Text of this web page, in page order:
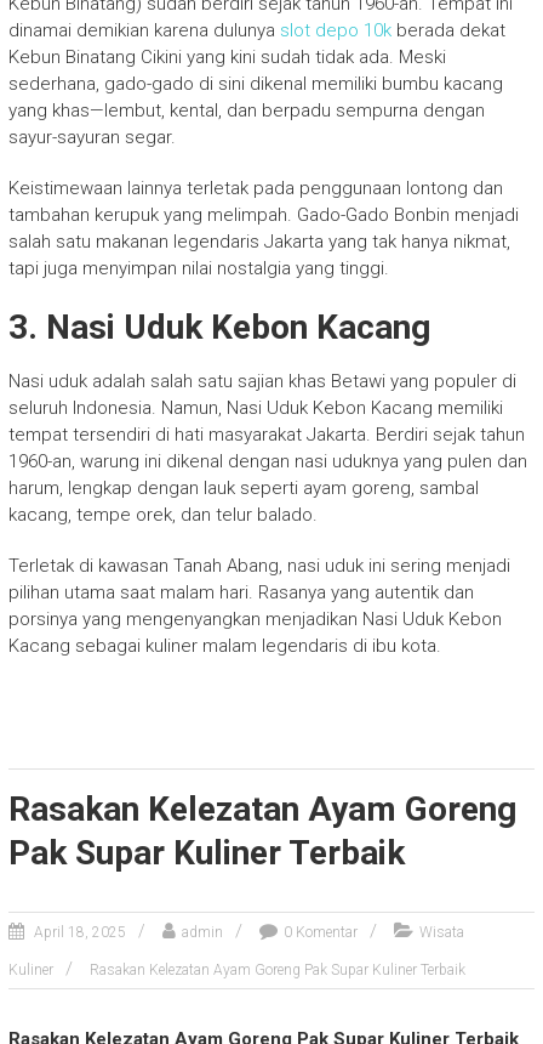
dinamai demikian karena dulunya slot depo 10kberada dekat
Kebun Binatang Cikini yang kini sudah tidak ada. Meski
sederhana, gado-gado di sini dikenal memiliki bumbu kacang
yang khas—lembut, kental, dan berpadu sempurna dengan
sayur-sayuran segar.
Keistimewaan lainnya terletak pada penggunaan lontong dan
tambahan kerupuk yang melimpah. Gado-Gado Bonbin menjadi
salah satu makanan legendaris Jakarta yang tak hanya nikmat,
tapi juga menyimpan nilai nostalgia yang tinggi.
3. Nasi Uduk Kebon Kacang
Nasi uduk adalah salah satu sajian khas Betawi yang populer di
seluruh Indonesia. Namun, Nasi Uduk Kebon Kacang memiliki
tempat tersendiri di hati masyarakat Jakarta. Berdiri sejak tahun
1960-an, warung ini dikenal dengan nasi uduknya yang pulen dan
harum, lengkap dengan lauk seperti ayam goreng, sambal
kacang, tempe orek, dan telur balado.
Terletak di kawasan Tanah Abang, nasi uduk ini sering menjadi
pilihan utama saat malam hari. Rasanya yang autentik dan
porsinya yang mengenyangkan menjadikan Nasi Uduk Kebon
Kacang sebagai kuliner malam legendaris di ibu kota.
Rasakan Kelezatan Ayam Goreng
Pak Supar Kuliner Terbaik
April 18, 2025 admin 0 Komentar Wisata
Kuliner Rasakan Kelezatan Ayam Goreng Pak Supar Kuliner Terbaik